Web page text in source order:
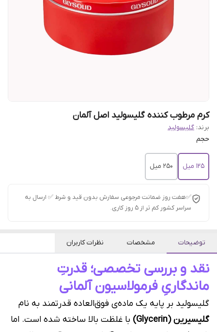
کرم مرطوب کننده گلیسولید اصل آلمان
برند: گلیسولید
حجم
125 میل 250 میل
✅هفت روز ضمانت مرجوعی سفارش بدون قید و شرط ✅ ارسال به
سراسر کشور کم تر از 5 روز کاری.
توضیحات مشخصات نظرات کاربران
نقد و بررسی تخصصی؛ قدرتِ
ماندگاریِ فرمولاسیون آلمانی
گلیسولید بر پایه یک ماده‌ی فوق‌العاده قدرتمند به نام
گلیسیرین (Glycerin)
با غلظت بالا ساخته شده است. اما